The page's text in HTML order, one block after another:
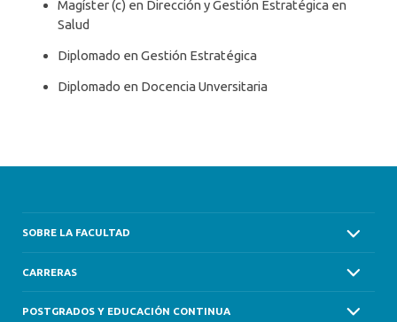
Magíster (c) en Dirección y Gestión Estratégica en
Salud
Diplomado en Gestión Estratégica
Diplomado en Docencia Unversitaria
SOBRE LA FACULTAD
CARRERAS
POSTGRADOS Y EDUCACIÓN CONTINUA